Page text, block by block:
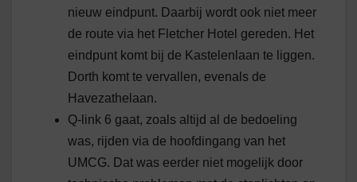
nieuw eindpunt. Daarbij wordt ook niet meer
de route via het Fletcher Hotel gereden. Het
eindpunt komt bij de Kastelenlaan te liggen.
Dorth komt te vervallen, evenals de
Havezathelaan.
Q-link 6 gaat, zoals altijd al de bedoeling
was, rijden via de hoofdingang van het
UMCG. Dat was eerder niet mogelijk door